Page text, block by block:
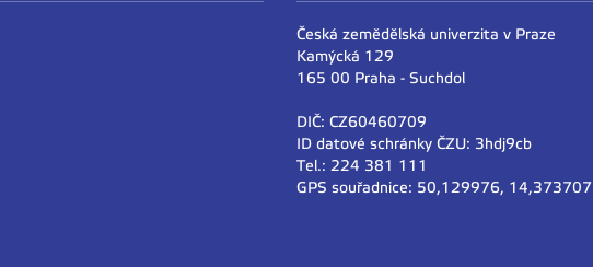
Česká zemědělská univerzita v Praze
Kamýcká 129
165 00 Praha - Suchdol
DIČ: CZ60460709
ID datové schránky ČZU: 3hdj9cb
Tel.: 224 381 111
GPS souřadnice: 50,129976, 14,373707